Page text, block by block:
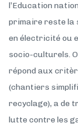
l’Education
primaire reste la
en électricité ou
socio-culturels.
répond aux
(chantiers
recyclage), a de
lutte contre les